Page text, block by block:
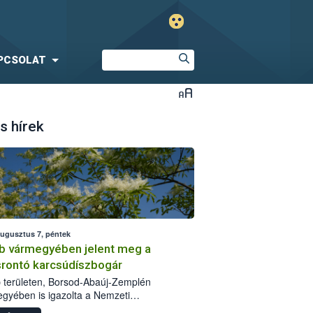
hírek
7, péntek
vármegyében jelent meg a
karcsúdíszbogár
területen, Borsod-Abaúj-Zemplén
is igazolta a Nemzeti
biztonsági Hivatal (Nébih) a